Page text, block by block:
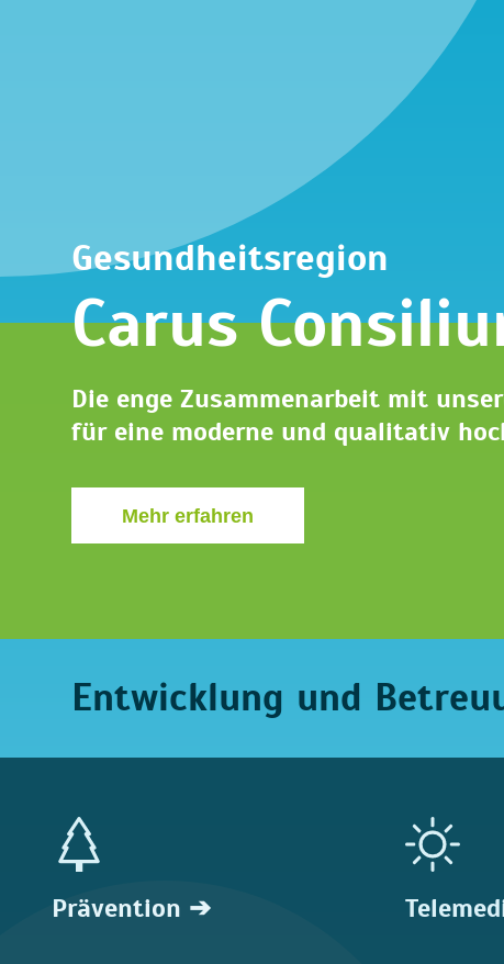
Gesundheitsregion
Carus
Die enge Zusammenarbeit mit
für eine moderne und qualitativ
Mehr erfahren
Entwicklung und
Icon Grid Section
Prävention ➔